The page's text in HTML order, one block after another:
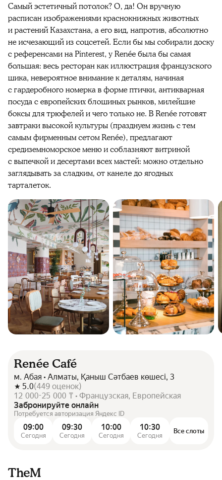
Самый эстетичный потолок? О, да! Он вручную
расписан изображениями краснокнижных животных
и растений Казахстана, а его вид, напротив, абсолютно
не исчезающий из соцсетей. Если бы мы собирали доску
с референсами на Pinterest, у Renée была бы самая
большая: весь ресторан как иллюстрация французского
шика, невероятное внимание к деталям, начиная
с гардеробного номерка в форме птички, антикварная
посуда с европейских блошиных рынков, милейшие
боксы для трюфелей и чего только не. В Renée готовят
завтраки высокой культуры (празднуем жизнь с тем
самым фирменным сетом Renée), предлагают
средиземноморское меню и соблазняют витриной
с выпечкой и десертами всех мастей: можно отдельно
заглядывать за сладким, от канеле до ягодных
тарталеток.
Renée Café
м. Абая • Алматы, Қаныш Сәтбаев көшесі, 3
5.0(449 оценок)
12 000-25 000 ₸ • Французская, Европейская
Забронируйте онлайн
Потребуется авторизация Яндекс ID
09:00
Сегодня
09:30
Сегодня
10:00
Сегодня
10:30
Сегодня
Все слоты
TheM